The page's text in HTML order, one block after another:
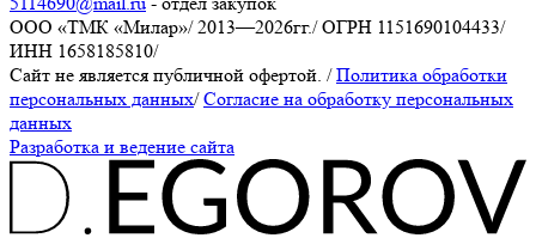
ООО «ТМК «Милар»/ 2013—2026гг./ОГРН 1151690104433/
ИНН 1658185810/
Сайт не является публичной офертой. / Политика обработки
персональных данных/ Согласие на обработку персональных
данных
Разработка и ведение сайта